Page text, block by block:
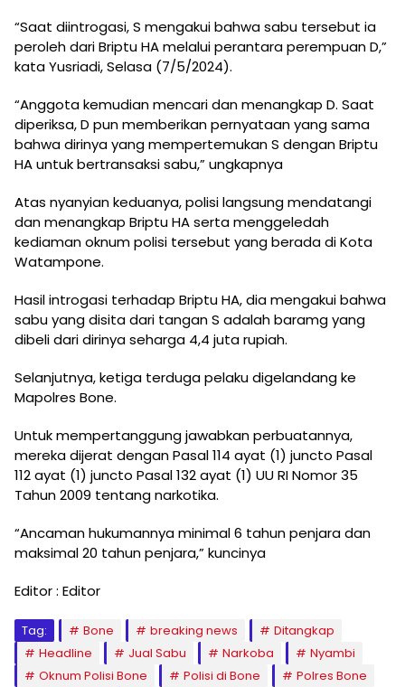
“Saat diintrogasi, S mengakui bahwa sabu tersebut ia
peroleh dari Briptu HA melalui perantara perempuan D,”
kata Yusriadi, Selasa (7/5/2024).
“Anggota kemudian mencari dan menangkap D. Saat
diperiksa, D pun memberikan pernyataan yang sama
bahwa dirinya yang mempertemukan S dengan Briptu
HA untuk bertransaksi sabu,” ungkapnya
Atas nyanyian keduanya, polisi langsung mendatangi
dan menangkap Briptu HA serta menggeledah
kediaman oknum polisi tersebut yang berada di Kota
Watampone.
Hasil introgasi terhadap Briptu HA, dia mengakui bahwa
sabu yang disita dari tangan S adalah baramg yang
dibeli dari dirinya seharga 4,4 juta rupiah.
Selanjutnya, ketiga terduga pelaku digelandang ke
Mapolres Bone.
Untuk mempertanggung jawabkan perbuatannya,
mereka dijerat dengan Pasal 114 ayat (1) juncto Pasal
112 ayat (1) juncto Pasal 132 ayat (1) UU RI Nomor 35
Tahun 2009 tentang narkotika.
“Ancaman hukumannya minimal 6 tahun penjara dan
maksimal 20 tahun penjara,” kuncinya
Editor : Editor
Tag: Bone breaking news
Ditangkap
Headline
Jual Sabu Narkoba
Nyambi
Oknum Polisi Bone
Polisi di Bone
Polres Bone